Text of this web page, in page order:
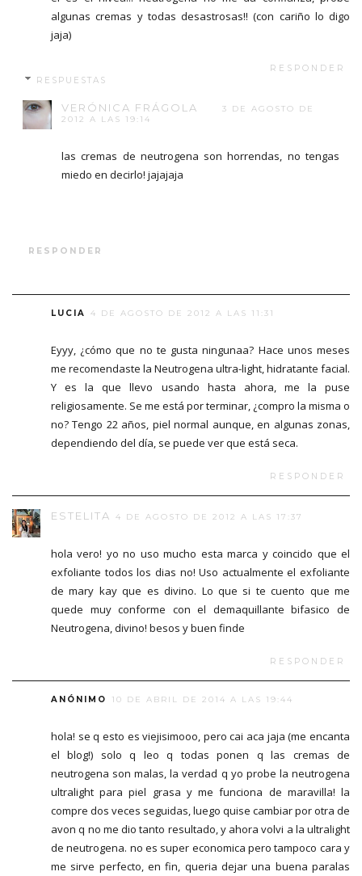
algunas cremas y todas desastrosas!! (con cariño lo digo
jaja)
RESPONDER
RESPUESTAS
VERÓNICA FRÁGOLA
3 DE AGOSTO DE
2012 A LAS 19:14
las cremas de neutrogena son horrendas, no tengas
miedo en decirlo! jajajaja
RESPONDER
LUCIA 4 DE AGOSTO DE 2012 A LAS 11:31
Eyyy, ¿cómo que no te gusta ningunaa? Hace unos meses
me recomendaste la Neutrogena ultra-light, hidratante facial.
Y es la que llevo usando hasta ahora, me la puse
religiosamente. Se me está por terminar, ¿compro la misma o
no? Tengo 22 años, piel normal aunque, en algunas zonas,
dependiendo del día, se puede ver que está seca.
RESPONDER
ESTELITA 4 DE AGOSTO DE 2012 A LAS 17:37
hola vero! yo no uso mucho esta marca y coincido que el
exfoliante todos los dias no! Uso actualmente el exfoliante
de mary kay que es divino. Lo que si te cuento que me
quede muy conforme con el demaquillante bifasico de
Neutrogena, divino! besos y buen finde
RESPONDER
ANÓNIMO 10 DE ABRIL DE 2014 A LAS 19:44
hola! se q esto es viejisimooo, pero cai aca jaja (me encanta
el blog!) solo q leo q todas ponen q las cremas de
neutrogena son malas, la verdad q yo probe la neutrogena
ultralight para piel grasa y me funciona de maravilla! la
compre dos veces seguidas, luego quise cambiar por otra de
avon q no me dio tanto resultado, y ahora volvi a la ultralight
de neutrogena. no es super economica pero tampoco cara y
me sirve perfecto, en fin, queria dejar una buena paralas